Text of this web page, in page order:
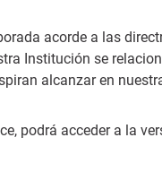
acorde a las
Institución se
alcanzar en
podrá acceder a la